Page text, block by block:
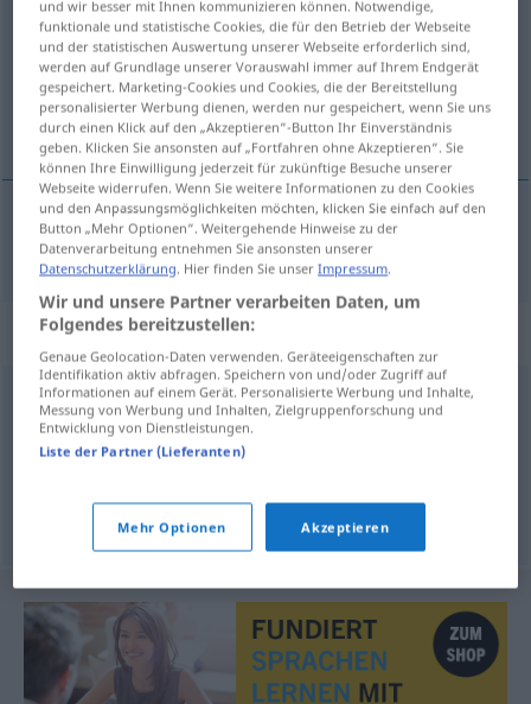
Übersicht aller Übersetzungen
(Für mehr Details die Übersetzung anklicken/antippen)
stres
stres Stress
Synonyme für "Stress"
Ärger,Krach (ugs.),Streit,Unmut,Theater (ugs.)
© OpenThesaurus.de
und wir besser mit Ihnen kommunizieren können. Notwendige,
funktionale und statistische Cookies, die für den Betrieb der Webseite
und der statistischen Auswertung unserer Webseite erforderlich sind,
werden auf Grundlage unserer Vorauswahl immer auf Ihrem Endgerät
gespeichert. Marketing-Cookies und Cookies, die der Bereitstellung
personalisierter Werbung dienen, werden nur gespeichert, wenn Sie uns
durch einen Klick auf den „Akzeptieren“-Button Ihr Einverständnis
geben. Klicken Sie ansonsten auf „Fortfahren ohne Akzeptieren“. Sie
können Ihre Einwilligung jederzeit für zukünftige Besuche unserer
Webseite widerrufen. Wenn Sie weitere Informationen zu den Cookies
und den Anpassungsmöglichkeiten möchten, klicken Sie einfach auf den
Button „Mehr Optionen“. Weitergehende Hinweise zu der
Datenverarbeitung entnehmen Sie ansonsten unserer
Datenschutzerklärung. Hier finden Sie unserImpressum.
Wir und unsere Partner verarbeiten Daten, um
Folgendes bereitzustellen:
Genaue Geolocation-Daten verwenden. Geräteeigenschaften zur
Identifikation aktiv abfragen. Speichern von und/oder Zugriff auf
Informationen auf einem Gerät. Personalisierte Werbung und Inhalte,
Messung von Werbung und Inhalten, Zielgruppenforschung und
Entwicklung von Dienstleistungen.
Liste der Partner (Lieferanten)
Mehr Optionen Akzeptieren